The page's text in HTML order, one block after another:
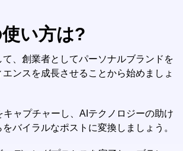
い方は?
て、創業者としてパーソナルブランドを
ンスを成長させることから始めましょ
キャプチャーし、AIテクノロジーの助け
バイラルなポストに変換しましょう。